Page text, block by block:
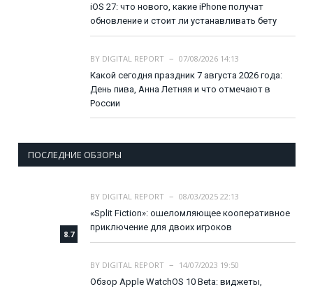
iOS 27: что нового, какие iPhone получат
обновление и стоит ли устанавливать бету
BY DIGITAL REPORT
07/08/2026 14:13
Какой сегодня праздник 7 августа 2026 года:
День пива, Анна Летняя и что отмечают в
России
ПОСЛЕДНИЕ ОБЗОРЫ
8.7
BY DIGITAL REPORT
08/03/2025 22:13
«Split Fiction»: ошеломляющее кооперативное
приключение для двоих игроков
BY DIGITAL REPORT
14/07/2023 19:50
Обзор Apple WatchOS 10 Beta: виджеты,